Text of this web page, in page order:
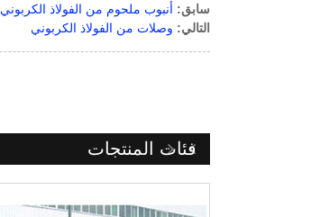
سابق: أنبوب ملحوم من الفولاذ الكربوني
التالي: وصلات من الفولاذ الكربوني
فئات المنتجات